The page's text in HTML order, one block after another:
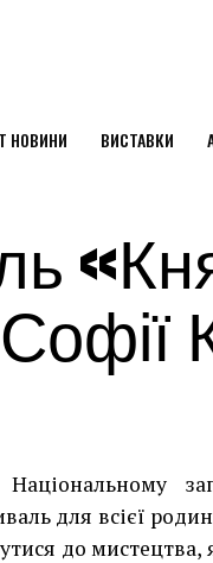
НОВИНИ ВИСТАВКИ
для всієї
до